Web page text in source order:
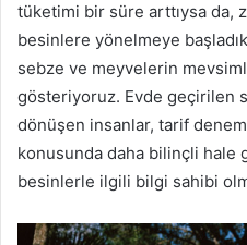
tüketimi bir süre arttıysa da,
besinlere yönelmeye
sebze ve meyvelerin
gösteriyoruz. Evde geçirilen
dönüşen insanlar, tarif
konusunda daha bilinçli hale
besinlerle ilgili bilgi sahibi